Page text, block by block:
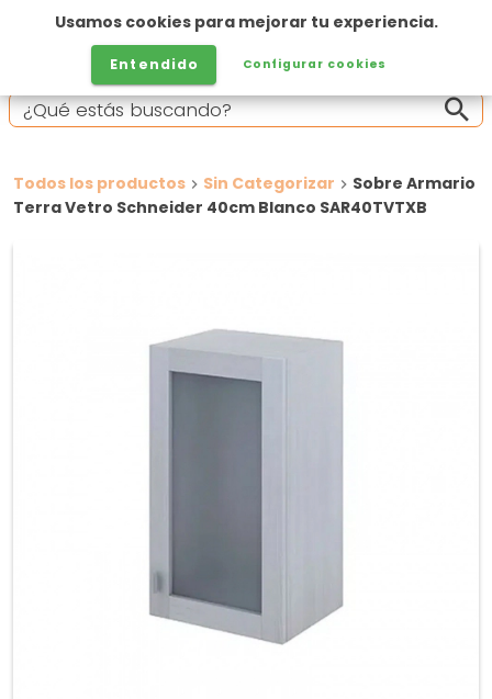
Todos los productos Sin Categorizar
Sobre Armario
Terra Vetro Schneider 40cm Blanco SAR40TVTXB
Usamos cookies para mejorar tu experiencia.
Entendido Configurar cookies